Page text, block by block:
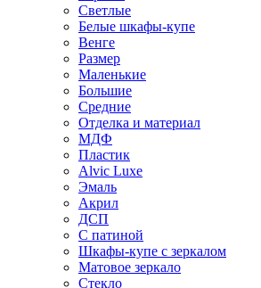
Светлые
Белые шкафы-купе
Венге
Размер
Маленькие
Большие
Средние
Отделка и материал
МДФ
Пластик
Alvic Luxe
Эмаль
Акрил
ДСП
С патиной
Шкафы-купе с зеркалом
Матовое зеркало
Стекло